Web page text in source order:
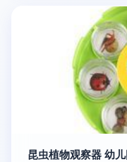
昆虫植物观察器 幼